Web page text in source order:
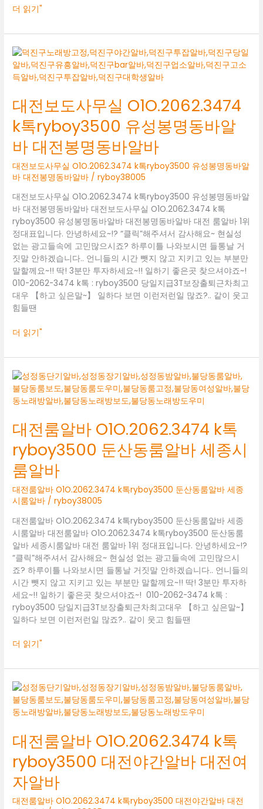
더 읽기"
대전보도사무실 O1O.2062.3474
k톡ryboy3500 유성봉명동바알
바 대전봉명동바알바
대전보도사무실 O1O.2062.3474 k톡ryboy3500 유성봉명동바알
바 대전봉명동바알바 /ryboy38005
대전보도사무실 O1O.2062.3474 k톡ryboy3500 유성봉명동바알
바 대전봉명동바알바 대전보도사무실 O1O.2062.3474 k톡
ryboy3500 유성봉명동바알바 대전봉명동바알바 대전 룸알바 1위
정대표입니다. 안녕하세요~!? “클릭”해주셔서 감사해요~ 현실성
없는 광고들속에 고민많으시죠? 하루이틀 나와보시면 들통날 거
짓말 안하겠습니다.. 언니들의 시간 뺏지 않고 지키고 있는 부분만
말할께요~!! 딱! 3분만 투자하세요~!! 일하기 좋은곳 찾으셔야죠~!
010-2062-3474 k톡 : ryboy3500 당일지급3T보장출퇴근차최고
대우 【하고 싶은말~】 일하다 보면 이런저런일 많죠?.. 같이 웃고
힘들땐
대
전
보
사
실
O1O.2062.3474
k
톡
ryboy3500
성
봉
명
동
바
알
바
대
전
봉
동
알
바
더 읽기"
대전룸알바 O1O.2062.3474 k톡
ryboy3500 둔산동룸알바 세종시
룸알바
대전룸알바 O1O.2062.3474 k톡ryboy3500 둔산동룸알바 세종
시룸알바 /ryboy38005
대전룸알바 O1O.2062.3474 k톡ryboy3500 둔산동룸알바 세종
시룸알바 대전룸알바 O1O.2062.3474 k톡ryboy3500 둔산동룸
알바 세종시룸알바 대전 룸알바 1위 정대표입니다. 안녕하세요~!?
“클릭”해주셔서 감사해요~ 현실성 없는 광고들속에 고민많으시
죠? 하루이틀 나와보시면 들통날 거짓말 안하겠습니다.. 언니들의
시간 뺏지 않고 지키고 있는 부분만 말할께요~!! 딱! 3분만 투자하
세요~!! 일하기 좋은곳 찾으셔야죠~! 010-2062-3474 k톡 :
ryboy3500 당일지급3T보장출퇴근차최고대우 【하고 싶은말~】
일하다 보면 이런저런일 많죠?.. 같이 웃고 힘들땐
대
전
룸
바
O1O.2062.3474
k
톡
ryboy3500
둔
산
룸
알
바
세
종
시
룸
알
바
더 읽기"
대전룸알바 O1O.2062.3474 k톡
ryboy3500 대전야간알바 대전여
자알바
대전룸알바 O1O.2062.3474 k톡ryboy3500 대전야간알바 대전
대
전
룸
바
O1O.2062.3474
k
톡
ryboy3500
대